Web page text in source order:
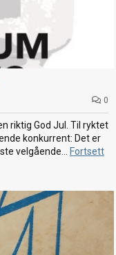
0
riktig God Jul. Til ryktet
konkurrent: Det er
velgående... Fortsett